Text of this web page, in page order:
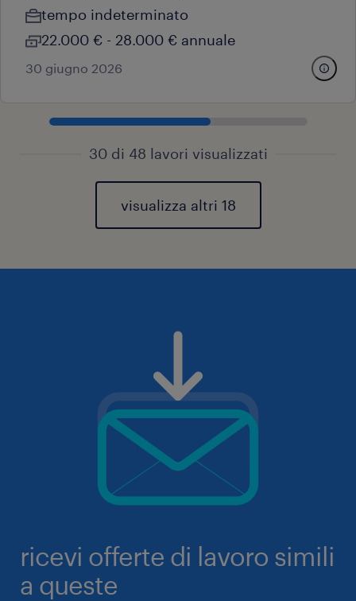
tempo indeterminato
22.000 € - 28.000 € annuale
30 giugno 2026
30 di 48 lavori visualizzati
visualizza altri 18
ricevi offerte di lavoro simili
a queste